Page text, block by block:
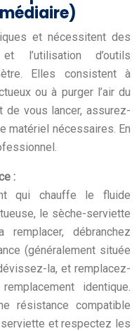
et nécessitent des
l’utilisation d’outils
Elles consistent à
ou à purger l’air du
de vous lancer, assurez-
matériel nécessaires. En
:
qui chauffe le fluide
le sèche-serviette
débranchez
(généralement située
la, et remplacez-
identique.
résistance compatible
et respectez les